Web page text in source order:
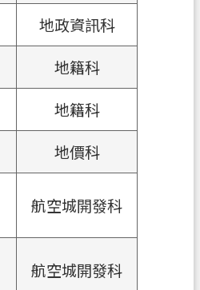
地政資訊科
地籍科
地籍科
地價科
航空城開發科
航空城開發科